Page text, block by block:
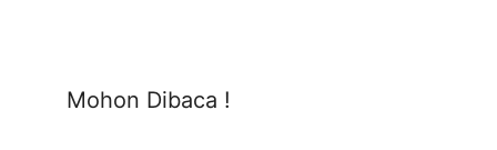
Mohon Dibaca !